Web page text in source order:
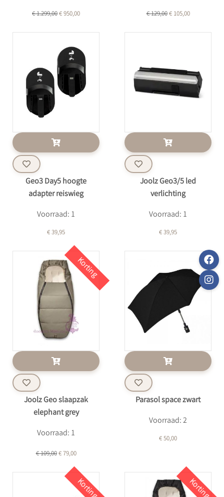
€ 1.299,00€ 950,00 € 129,00€ 105,00
Geo3 Day5 hoogte
adapter reiswieg
Voorraad: 1
€ 39,95
Joolz Geo3/5 led
verlichting
Voorraad: 1
€ 39,95
Korting
Joolz Geo slaapzak
elephant grey
Voorraad: 1
€ 109,00€ 79,00
Parasol space zwart
Voorraad: 2
€ 50,00
Korting Korting